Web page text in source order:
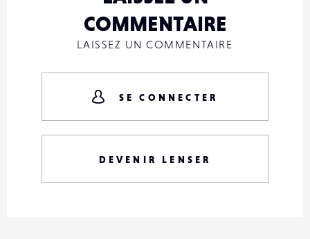
COMMENTAIRE
LAISSEZ UN COMMENTAIRE
SE CONNECTER
DEVENIR LENSER